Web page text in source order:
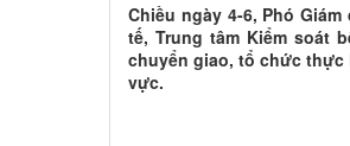
Chiều ngày 4-6, Phó
tế, Trung tâm Kiểm soát
chuyển giao, tổ chức thực
vực.